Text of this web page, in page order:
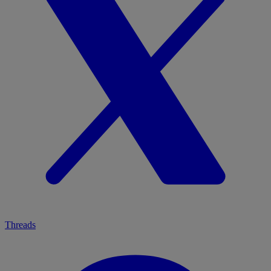
Threads